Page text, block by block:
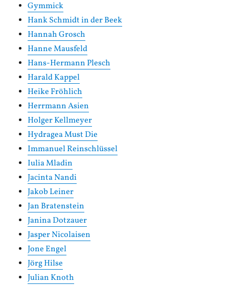
Gymmick
Hank Schmidt in der Beek
Hannah Grosch
Hanne Mausfeld
Hans-Hermann Plesch
Harald Kappel
Heike Fröhlich
Herrmann Asien
Holger Kellmeyer
Hydragea Must Die
Immanuel Reinschlüssel
Iulia Mladin
Jacinta Nandi
Jakob Leiner
Jan Bratenstein
Janina Dotzauer
Jasper Nicolaisen
Jone Engel
Jörg Hilse
Julian Knoth